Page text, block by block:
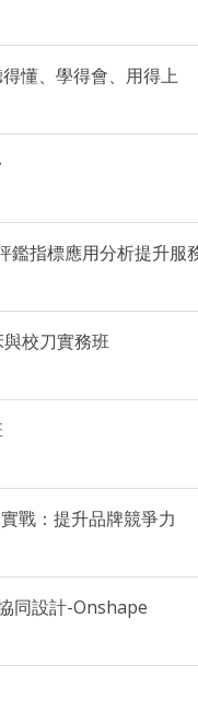
懂、學得會、用得上
校刀實務班
戰：提升品牌競爭力
同設計-Onshape